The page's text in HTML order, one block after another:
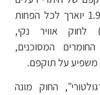
והיתרי פליטה שהיו בתוקף ביום 1.9.2024 יוארך לכל הפחות
1.1.2027 (סעיף 99(א) לחוק אוויר נקי,
19(א) לחוק החומרים המסוכנים,
החוק מונה